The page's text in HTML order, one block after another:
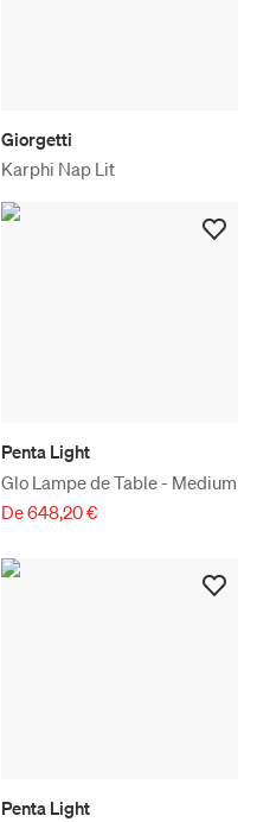
Giorgetti
Karphi Nap Lit
Penta Light
Glo Lampe de Table - Medium
De 648,20 €
Penta Light